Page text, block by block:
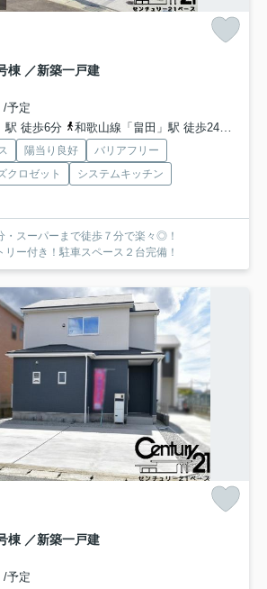
棟 ／新築一戸建
/予定
駅 徒歩6分
和歌山線「畠田」駅 徒歩24分
陽当り良好
バリアフリー
クロゼット
システムキッチン
・スーパーまで徒歩７分で楽々◎！
ー付き！駐車スペース２台完備！
棟 ／新築一戸建
/予定